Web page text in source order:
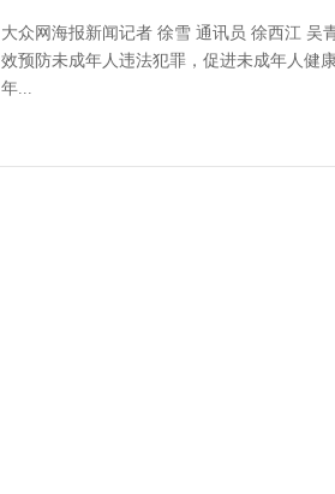
大众网海报新闻记者 徐雪 通讯员 徐西江 吴
效预防未成年人违法犯罪，促进未成年人健
年...